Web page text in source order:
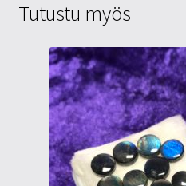
Tutustu myös